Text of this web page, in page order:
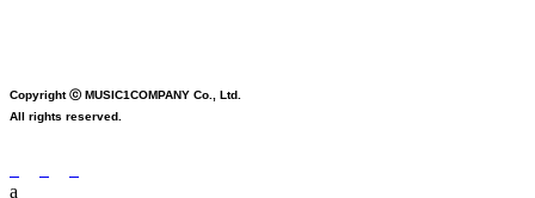
Copyright ⓒ MUSIC1COMPANY Co., Ltd.
All rights reserved.